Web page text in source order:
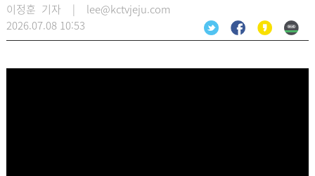
이정훈 기자 | lee@kctvjeju.com
2026.07.08 10:53